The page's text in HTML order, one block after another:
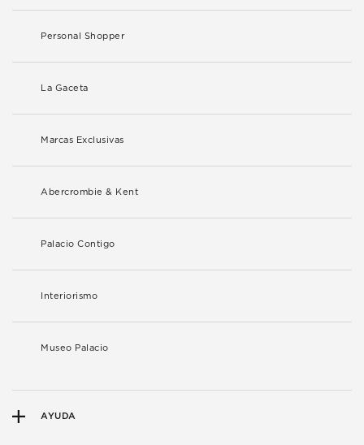
Personal Shopper
La Gaceta
Marcas Exclusivas
Abercrombie & Kent
Palacio Contigo
Interiorismo
Museo Palacio
AYUDA